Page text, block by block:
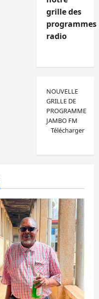
grille des
programmes
radio
NOUVELLE
GRILLE DE
PROGRAMME
JAMBO FM
Télécharger